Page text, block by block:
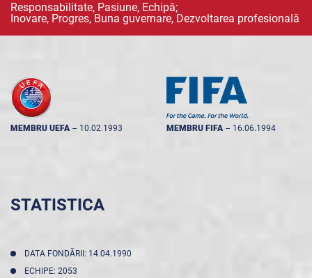
Responsabilitate, Pasiune, Echipă;
Inovare, Progres, Buna guvernare, Dezvoltarea profesională
MEMBRU UEFA -- 10.02.1993 MEMBRU FIFA -- 16.06.1994
STATISTICA
DATA FONDĂRII: 14.04.1990
ECHIPE: 2053